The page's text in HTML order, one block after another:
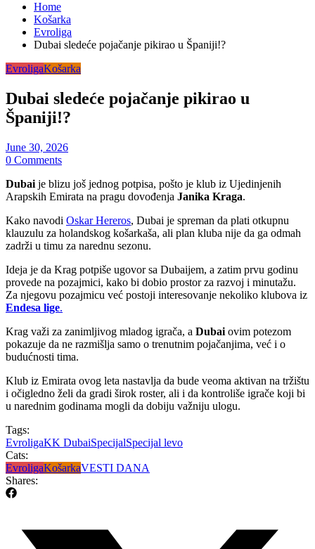
Home
Košarka
Evroliga
Dubai sledeće pojačanje pikirao u Španiji!?
EvroligaKošarka
Dubai sledeće pojačanje pikirao u
Španiji!?
June 30, 2026
0 Comments
Dubai je blizu još jednog potpisa, pošto je klub iz Ujedinjenih
Arapskih Emirata na pragu dovođenja Janika Kraga.
Kako navodi Oskar Hereros, Dubai je spreman da plati otkupnu
klauzulu za holandskog košarkaša, ali plan kluba nije da ga odmah
zadrži u timu za narednu sezonu.
Ideja je da Krag potpiše ugovor sa Dubaijem, a zatim prvu godinu
provede na pozajmici, kako bi dobio prostor za razvoj i minutažu.
Za njegovu pozajmicu već postoji interesovanje nekoliko klubova iz
Endesa lige.
Krag važi za zanimljivog mladog igrača, a Dubai ovim potezom
pokazuje da ne razmišlja samo o trenutnim pojačanjima, već i o
budućnosti tima.
Klub iz Emirata ovog leta nastavlja da bude veoma aktivan na tržištu
i očigledno želi da gradi širok roster, ali i da kontroliše igrače koji bi
u narednim godinama mogli da dobiju važniju ulogu.
Tags:
EvroligaKK DubaiSpecijalSpecijal levo
Cats:
EvroligaKošarkaVESTI DANA
Shares: